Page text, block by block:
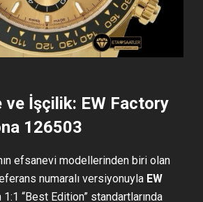
ve İşçilik: EW Factory
126503
efsanevi modellerinden biri olan
numaralı versiyonuyla EW
1:1 “Best Edition” standartlarında